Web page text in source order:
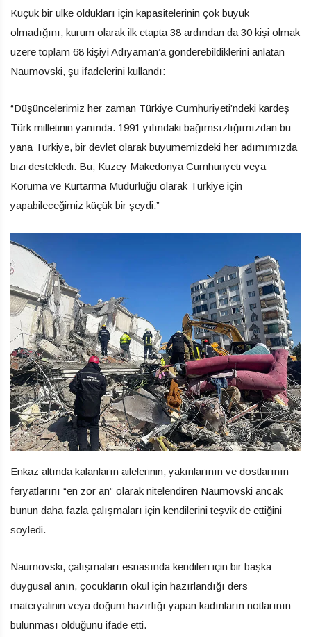
Küçük bir ülke oldukları için kapasitelerinin çok büyük
olmadığını, kurum olarak ilk etapta 38 ardından da 30 kişi olmak
üzere toplam 68 kişiyi Adıyaman’a gönderebildiklerini anlatan
Naumovski, şu ifadelerini kullandı:
“Düşüncelerimiz her zaman Türkiye Cumhuriyeti’ndeki kardeş
Türk milletinin yanında. 1991 yılındaki bağımsızlığımızdan bu
yana Türkiye, bir devlet olarak büyümemizdeki her adımımızda
bizi destekledi. Bu, Kuzey Makedonya Cumhuriyeti veya
Koruma ve Kurtarma Müdürlüğü olarak Türkiye için
yapabileceğimiz küçük bir şeydi.”
Enkaz altında kalanların ailelerinin, yakınlarının ve dostlarının
feryatlarını “en zor an” olarak nitelendiren Naumovski ancak
bunun daha fazla çalışmaları için kendilerini teşvik de ettiğini
söyledi.
Naumovski, çalışmaları esnasında kendileri için bir başka
duygusal anın, çocukların okul için hazırlandığı ders
materyalinin veya doğum hazırlığı yapan kadınların notlarının
bulunması olduğunu ifade etti.